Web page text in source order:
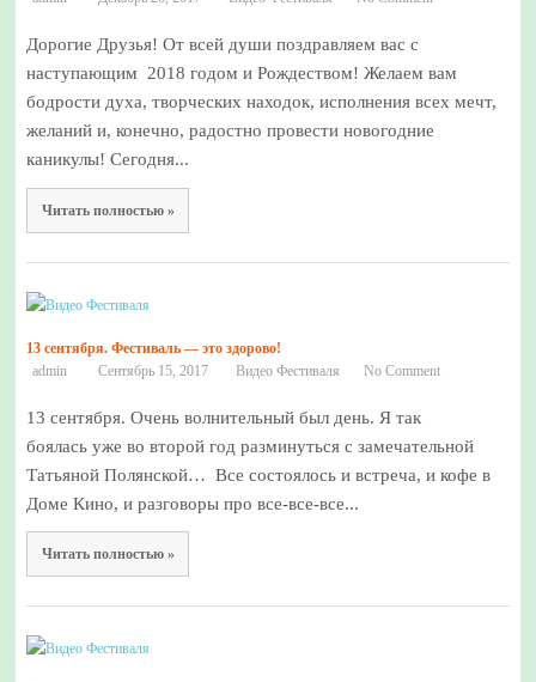
Дорогие Друзья! От всей души поздравляем вас с
наступающим 2018 годом и Рождеством! Желаем вам
бодрости духа, творческих находок, исполнения всех мечт,
желаний и, конечно, радостно провести новогодние
каникулы! Сегодня...
Читать полностью »
13 сентября. Фестиваль — это здорово!
admin
Сентябрь 15, 2017 Видео Фестиваля No Comment
13 сентября. Очень волнительный был день. Я так
боялась уже во второй год разминуться с замечательной
Татьяной Полянской… Все состоялось и встреча, и кофе в
Доме Кино, и разговоры про все-все-все...
Читать полностью »